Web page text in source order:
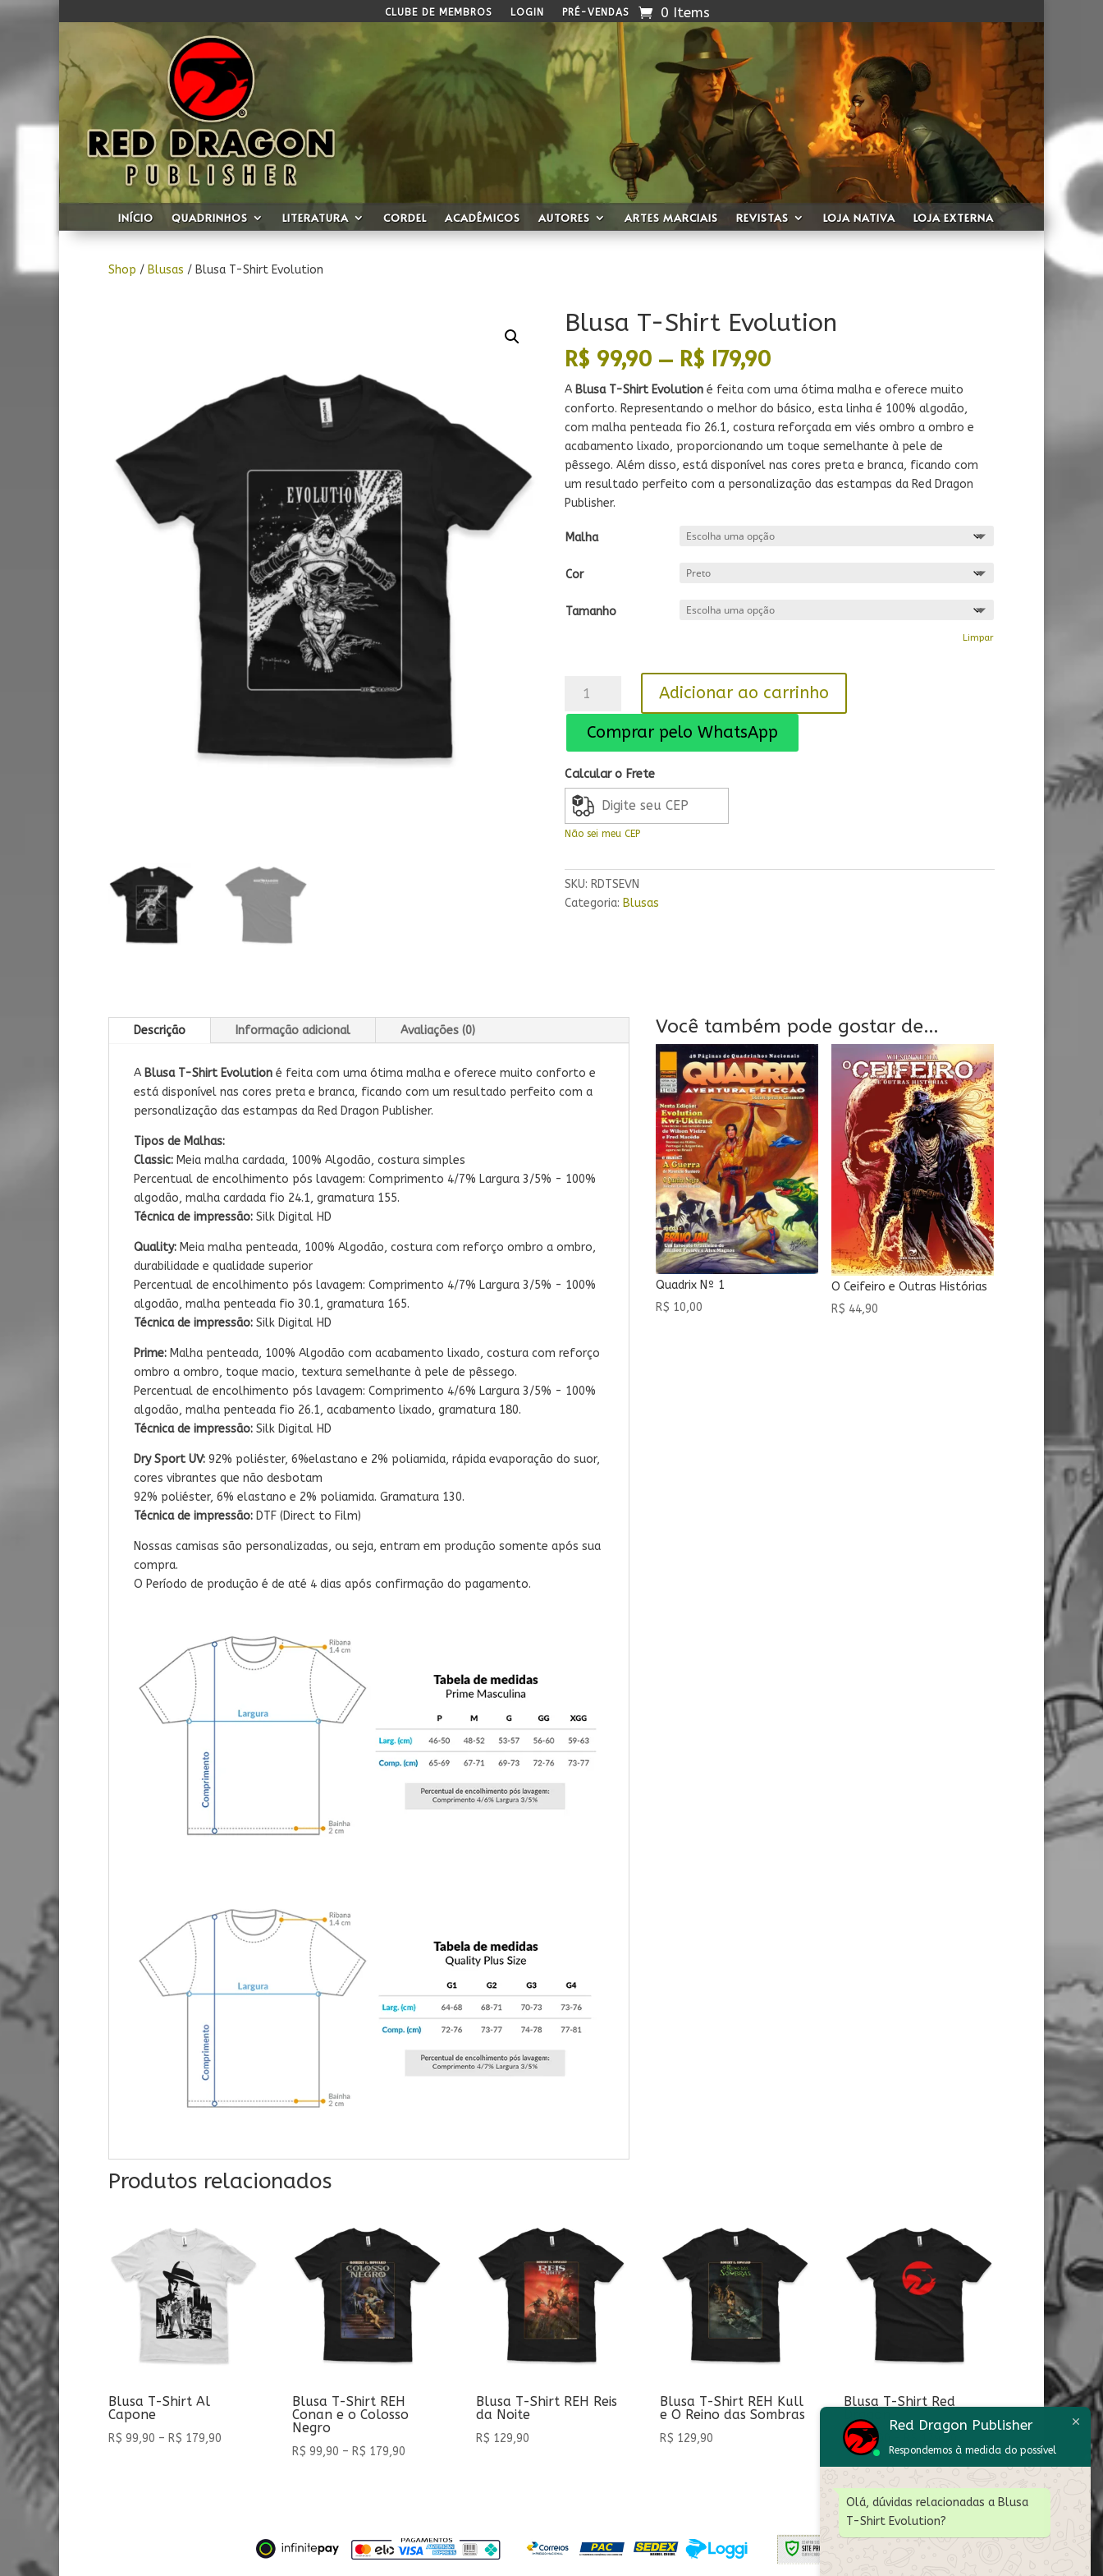
CLUBE DE MEMBROS LOGIN PRÉ-VENDAS 0 Items
INÍCIO QUADRINHOS LITERATURA CORDEL ACADÊMICOS AUTORES ARTES MARCIAIS REVISTAS LOJA NATIVA LOJA EXTERNA
Shop / Blusas / Blusa T-Shirt Evolution
Blusa T-Shirt Evolution
R$ 99,90 – R$ 179,90Faixa
preço:
R$ 99,90
através
R$ 179,90
A Blusa T-Shirt Evolution é feita com uma ótima malha e oferece muito
conforto. Representando o melhor do básico, esta linha é 100% algodão,
com malha penteada fio 26.1, costura reforçada em viés ombro a ombro e
acabamento lixado, proporcionando um toque semelhante à pele de
pêssego. Além disso, está disponível nas cores preta e branca, ficando com
um resultado perfeito com a personalização das estampas da Red Dragon
Publisher.
Malha
Cor
Tamanho
Limpar
Evolution
Adicionar ao carrinho
Comprar pelo WhatsApp
Calcular o Frete
Não sei meu CEP
SKU: RDTSEVN
Categoria: Blusas
Descrição Informação adicional Avaliações (0)
A Blusa T-Shirt Evolution é feita com uma ótima malha e oferece muito conforto e
está disponível nas cores preta e branca, ficando com um resultado perfeito com a
personalização das estampas da Red Dragon Publisher.
Tipos de Malhas:
Classic: Meia malha cardada, 100% Algodão, costura simples
Percentual de encolhimento pós lavagem: Comprimento 4/7% Largura 3/5% - 100%
algodão, malha cardada fio 24.1, gramatura 155.
Técnica de impressão: Silk Digital HD
Quality: Meia malha penteada, 100% Algodão, costura com reforço ombro a ombro,
durabilidade e qualidade superior
Percentual de encolhimento pós lavagem: Comprimento 4/7% Largura 3/5% - 100%
algodão, malha penteada fio 30.1, gramatura 165.
Técnica de impressão: Silk Digital HD
Prime: Malha penteada, 100% Algodão com acabamento lixado, costura com reforço
ombro a ombro, toque macio, textura semelhante à pele de pêssego.
Percentual de encolhimento pós lavagem: Comprimento 4/6% Largura 3/5% - 100%
algodão, malha penteada fio 26.1, acabamento lixado, gramatura 180.
Técnica de impressão: Silk Digital HD
Dry Sport UV: 92% poliéster, 6%elastano e 2% poliamida, rápida evaporação do suor,
cores vibrantes que não desbotam
92% poliéster, 6% elastano e 2% poliamida. Gramatura 130.
Técnica de impressão: DTF (Direct to Film)
Nossas camisas são personalizadas, ou seja, entram em produção somente após sua
compra.
O Período de produção é de até 4 dias após confirmação do pagamento.
Você também pode gostar de…
Quadrix Nº 1
R$ 10,00
O Ceifeiro e Outras Histórias
R$ 44,90
Produtos relacionados
Blusa T-Shirt Al
Capone
R$ 99,90 – R$ 179,90
R$ 179,90
Blusa T-Shirt REH
Conan e o Colosso
Negro
R$ 99,90 – R$ 179,90
através
R$ 179,90
Blusa T-Shirt REH Reis
da Noite
R$ 129,90
Blusa T-Shirt REH Kull
e O Reino das Sombras
R$ 129,90
Blusa T-Shirt Red
R$99,90
R$ 99,90
Red Dragon Publisher
Respondemos à medida do possível
Olá, dúvidas relacionadas a Blusa
T-Shirt Evolution?